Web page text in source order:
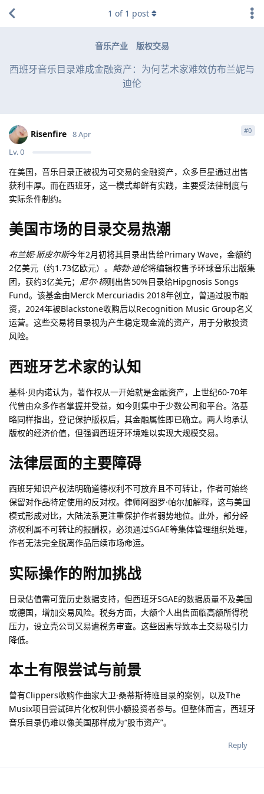
音乐产业 版权交易
西班牙音乐目录难成金融资产：为何艺术家难效仿布兰妮与
迪伦
1 of 1 post
Risenfire
Lv.0
8 Apr #0
在美国，音乐目录正被视为可交易的金融资产，众多巨星通过出售
获利丰厚。而在西班牙，这一模式却鲜有实践，主要受法律制度与
实际条件制约。
美国市场的目录交易热潮
布兰妮·斯皮尔斯今年2月初将其目录出售给Primary Wave，金额约
2亿美元（约1.73亿欧元）。 鲍勃·迪伦将编辑权售予环球音乐出版集
团，获约3亿美元； 尼尔·杨则出售50%目录给Hipgnosis Songs
Fund。该基金由Merck Mercuriadis 2018年创立，曾通过股市融
资，2024年被Blackstone收购后以Recognition Music Group名义
运营。这些交易将目录视为产生稳定现金流的资产，用于分散投资
风险。
西班牙艺术家的认知
基科·贝内诺认为，著作权从一开始就是金融资产，上世纪60-70年
代曾由众多作者掌握并受益，如今则集中于少数公司和平台。洛基
略同样指出，登记保护版权后，其金融属性即已确立。两人均承认
版权的经济价值，但强调西班牙环境难以实现大规模交易。
法律层面的主要障碍
西班牙知识产权法明确道德权利不可放弃且不可转让，作者可始终
保留对作品特定使用的反对权。律师阿图罗·帕尔加解释，这与美国
模式形成对比，大陆法系更注重保护作者弱势地位。此外，部分经
济权利属不可转让的报酬权，必须通过SGAE等集体管理组织处理，
作者无法完全脱离作品后续市场命运。
实际操作的附加挑战
目录估值需可靠历史数据支持，但西班牙SGAE的数据质量不及美国
或德国，增加交易风险。税务方面，大额个人出售面临高额所得税
压力，设立壳公司又易遭税务审查。这些因素导致本土交易吸引力
降低。
本土有限尝试与前景
曾有Clippers收购作曲家大卫·桑蒂斯特班目录的案例，以及The
Musix项目尝试碎片化权利供小额投资者参与。但整体而言，西班牙
音乐目录仍难以像美国那样成为“股市资产”。
Reply